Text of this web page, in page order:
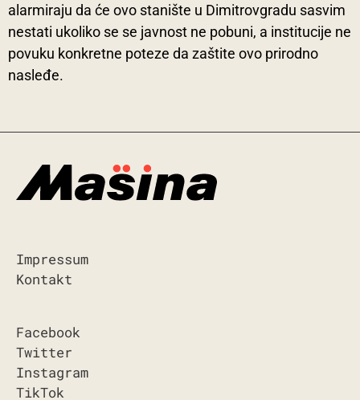
alarmiraju da će ovo stanište u Dimitrovgradu sasvim
nestati ukoliko se se javnost ne pobuni, a institucije ne
povuku konkretne poteze da zaštite ovo prirodno
nasleđe.
Impressum
Kontakt
Facebook
Twitter
Instagram
TikTok